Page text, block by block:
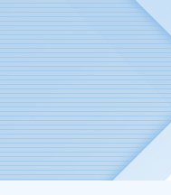
移至網頁之主要內容區位置